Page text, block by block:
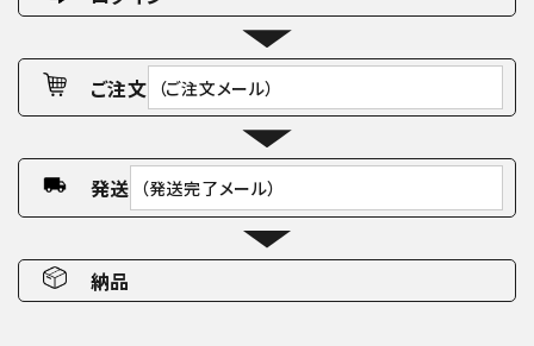
ご注文 （ご注文メール）
発送 （発送完了メール）
納品